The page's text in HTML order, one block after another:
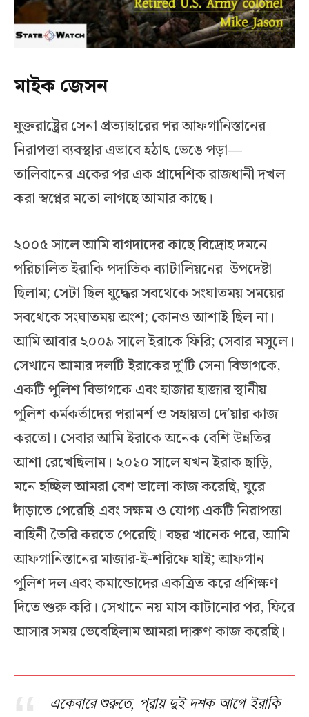
মাইক জেসন
যুক্তরাষ্ট্রের সেনা প্রত্যাহারের পর আফগানিস্তানের
নিরাপত্তা ব্যবস্থার এভাবে হঠাৎ ভেঙে পড়া—
তালিবানের একের পর এক প্রাদেশিক রাজধানী দখল
করা স্বপ্নের মতো লাগছে আমার কাছে।
২০০৫ সালে আমি বাগদাদের কাছে বিদ্রোহ দমনে
পরিচালিত ইরাকি পদাতিক ব্যাটালিয়নের উপদেষ্টা
ছিলাম; সেটা ছিল যুদ্ধের সবথেকে সংঘাতময় সময়ের
সবথেকে সংঘাতময় অংশ; কোনও আশাই ছিল না।
আমি আবার ২০০৯ সালে ইরাকে ফিরি; সেবার মসুলে।
সেখানে আমার দলটি ইরাকের দু’টি সেনা বিভাগকে,
একটি পুলিশ বিভাগকে এবং হাজার হাজার স্থানীয়
পুলিশ কর্মকর্তাদের পরামর্শ ও সহায়তা দে’য়ার কাজ
করতো। সেবার আমি ইরাকে অনেক বেশি উন্নতির
আশা রেখেছিলাম। ২০১০ সালে যখন ইরাক ছাড়ি,
মনে হচ্ছিল আমরা বেশ ভালো কাজ করেছি, ঘুরে
দাঁড়াতে পেরেছি এবং সক্ষম ও যোগ্য একটি নিরাপত্তা
বাহিনী তৈরি করতে পেরেছি। বছর খানেক পরে, আমি
আফগানিস্তানের মাজার-ই-শরিফে যাই; আফগান
পুলিশ দল এবং কমান্ডোদের একত্রিত করে প্রশিক্ষণ
দিতে শুরু করি। সেখানে নয় মাস কাটানোর পর, ফিরে
আসার সময় ভেবেছিলাম আমরা দারুণ কাজ করেছি।
একেবারে শুরুতে, প্রায় দুই দশক আগে ইরাকি